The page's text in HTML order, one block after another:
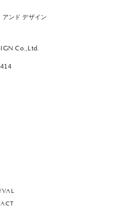
アンド デザイン
Co.,Ltd.